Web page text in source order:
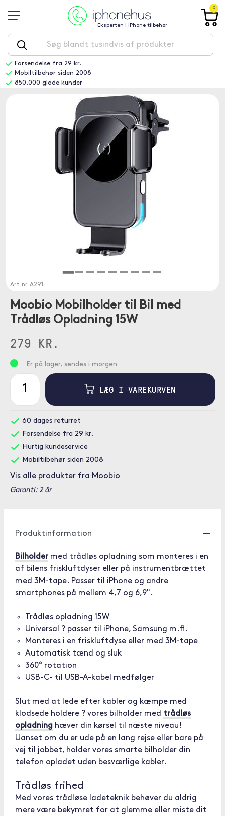
Eksperten i iPhone tilbehør
0
Forsendelse fra 29 kr.
Mobiltilbehør siden 2008
850.000 glade kunder
Art. nr. A291
Moobio Mobilholder til Bil med
Trådløs Opladning 15W
279 KR.
Er på lager, sendes i morgen
LÆG I VAREKURVEN
60 dages returret
Forsendelse fra 29 kr.
Hurtig kundeservice
Mobiltilbehør siden 2008
Vis alle produkter fra Moobio
Garanti: 2 år
Produktinformation
Bilholder med trådløs opladning som monteres i en
af bilens friskluftdyser eller på instrumentbrættet
med 3M-tape. Passer til iPhone og andre
smartphones på mellem 4,7 og 6,9".
Trådløs opladning 15W
Universal ? passer til iPhone, Samsung m.fl.
Monteres i en friskluftdyse eller med 3M-tape
Automatisk tænd og sluk
360° rotation
USB-C- til USB-A-kabel medfølger
Slut med at lede efter kabler og kæmpe med
klodsede holdere ? vores bilholder med trådløs
opladning hæver din kørsel til næste niveau!
Uanset om du er ude på en lang rejse eller bare på
vej til jobbet, holder vores smarte bilholder din
telefon opladet uden besværlige kabler.
Trådløs frihed
Med vores trådløse ladeteknik behøver du aldrig
mere være bekymret for at glemme eller miste dit